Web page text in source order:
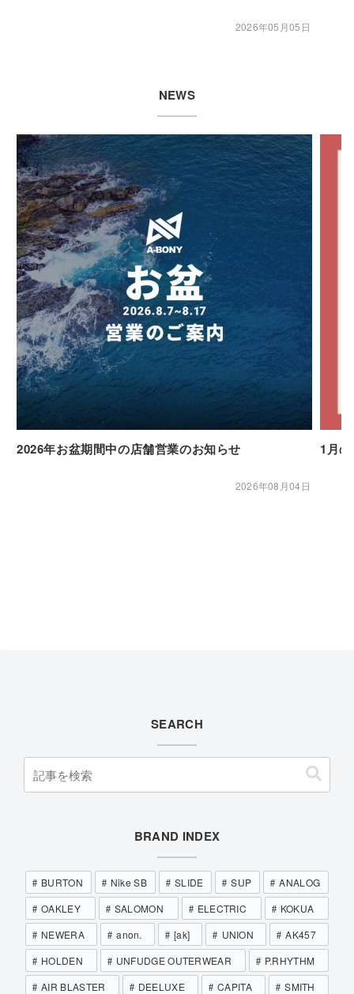
2026年05月05日
NEWS
2026年お盆期間中の店舗営業のお知らせ
2026年08月04日
1月
SEARCH
BRAND INDEX
BURTON Nike SB SLIDE SUP
ANALOG
OAKLEY
SALOMON ELECTRIC
KOKUA
NEWERA
anon. [ak] UNION
AK457
HOLDEN
UNFUDGE OUTERWEAR
P.RHYTHM
AIR BLASTER
DEELUXE CAPITA
SMITH